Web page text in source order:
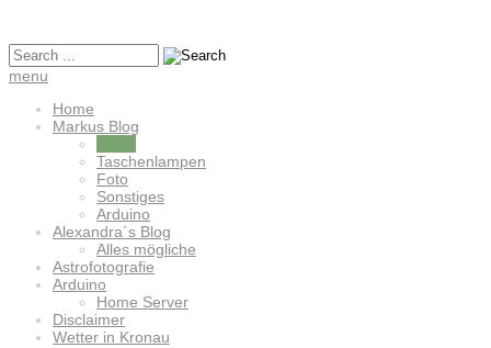
menu
Home
Markus Blog
Taschenlampen
Foto
Sonstiges
Arduino
Alexandra´s Blog
Alles mögliche
Astrofotografie
Arduino
Home Server
Disclaimer
Wetter in Kronau